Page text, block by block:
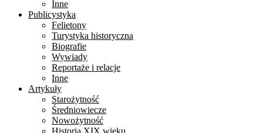
Inne
Publicystyka
Felietony
Turystyka historyczna
Biografie
Wywiady
Reportaże i relacje
Inne
Artykuły
Starożytność
Średniowiecze
Nowożytność